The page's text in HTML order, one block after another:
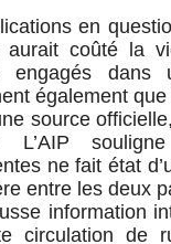
en
aurait coûté la
engagés dans
également
source
L’AIP
ne fait état
entre les deux
information
circulation de